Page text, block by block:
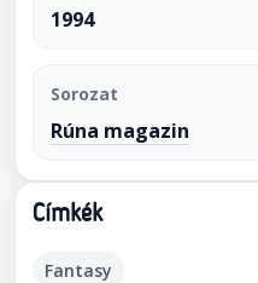
1994
Sorozat
Rúna magazin
Címkék
Fantasy